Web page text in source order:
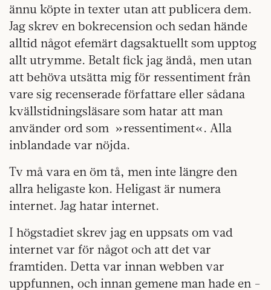
ännu köpte in texter utan att publicera dem.
Jag skrev en bokrecension och sedan hände
alltid något efemärt dagsaktuellt som upptog
allt utrymme. Betalt fick jag ändå, men utan
att behöva utsätta mig för ressentiment från
vare sig recenserade författare eller sådana
kvällstidningsläsare som hatar att man
använder ord som »ressentiment«. Alla
inblandade var nöjda.
Tv må vara en öm tå, men inte längre den
allra heligaste kon. Heligast är numera
internet. Jag hatar internet.
I högstadiet skrev jag en uppsats om vad
internet var för något och att det var
framtiden. Detta var innan webben var
uppfunnen, och innan gemene man hade en ­